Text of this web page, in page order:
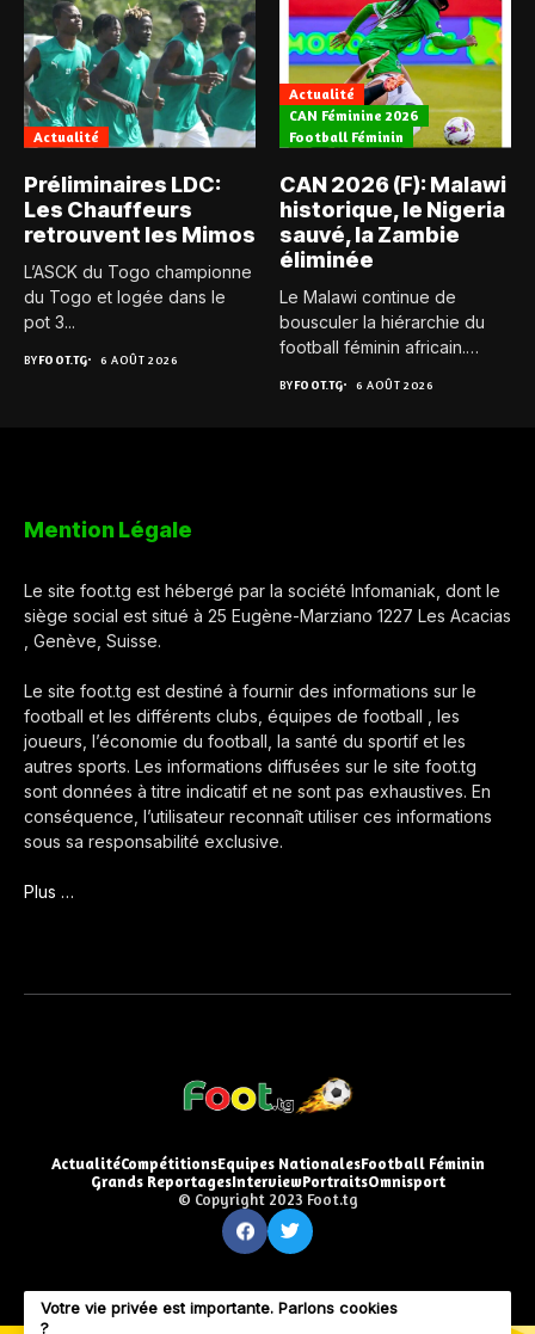
Actualité
Préliminaires LDC:
Les Chauffeurs
retrouvent les Mimos
L’ASCK du Togo championne
du Togo et logée dans le
pot 3...
BYFOOT.TG 6 AOÛT 2026
Actualité
CAN Féminine 2026
Football Féminin
CAN 2026 (F): Malawi
historique, le Nigeria
sauvé, la Zambie
éliminée
Le Malawi continue de
bousculer la hiérarchie du
football féminin africain.
BYFOOT.TG 6 AOÛT 2026
Mention Légale
Le site foot.tg est hébergé par la société Infomaniak, dont le
siège social est situé à 25 Eugène-Marziano 1227 Les Acacias
, Genève, Suisse.
Le site foot.tg est destiné à fournir des informations sur le
football et les différents clubs, équipes de football , les
joueurs, l’économie du football, la santé du sportif et les
autres sports. Les informations diffusées sur le site foot.tg
sont données à titre indicatif et ne sont pas exhaustives. En
conséquence, l’utilisateur reconnaît utiliser ces informations
sous sa responsabilité exclusive.
Plus …
ActualitéCompétitionsEquipes NationalesFootball Féminin
Grands ReportagesInterviewPortraitsOmnisport
© Copyright 2023 Foot.tg
Votre vie privée est importante. Parlons cookies
?